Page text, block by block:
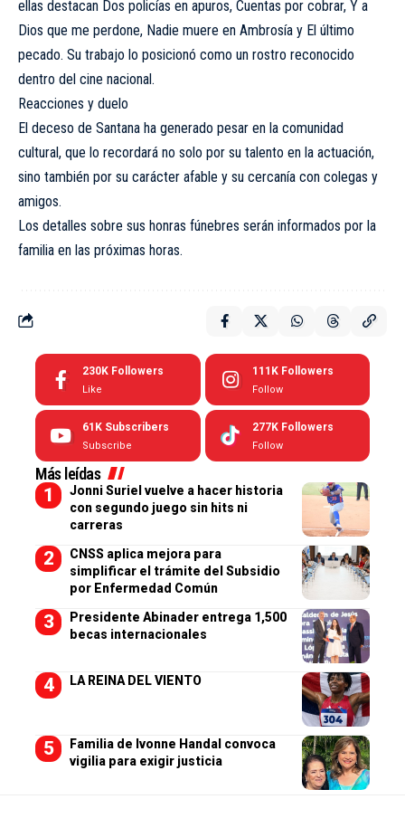
ellas destacan Dos policías en apuros, Cuentas por cobrar, Y a
Dios que me perdone, Nadie muere en Ambrosía y El último
pecado. Su trabajo lo posicionó como un rostro reconocido
dentro del cine nacional.
Reacciones y duelo
El deceso de Santana ha generado pesar en la comunidad
cultural, que lo recordará no solo por su talento en la actuación,
sino también por su carácter afable y su cercanía con colegas y
amigos.
Los detalles sobre sus honras fúnebres serán informados por la
familia en las próximas horas.
230K Followers
Like
111K Followers
Follow
61K Subscribers
Subscribe
277K Followers
Follow
Más leídas
Jonni Suriel vuelve a hacer historia
con segundo juego sin hits ni
carreras
CNSS aplica mejora para
simplificar el trámite del Subsidio
por Enfermedad Común
Presidente Abinader entrega 1,500
becas internacionales
LA REINA DEL VIENTO
Familia de Ivonne Handal convoca
vigilia para exigir justicia